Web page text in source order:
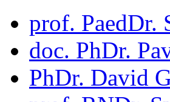
prof. PaedDr.
doc. PhDr.
PhDr. David